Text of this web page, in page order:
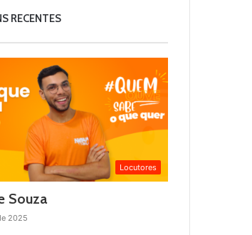
RECENTES
Locutores
Souza
2025